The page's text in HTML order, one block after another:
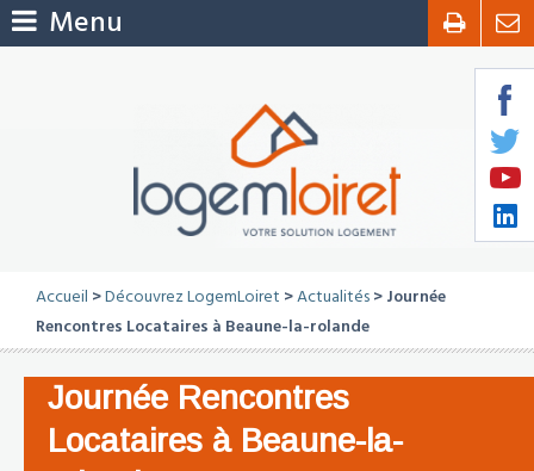
Menu
Accueil >Découvrez LogemLoiret >Actualités > Journée
Rencontres Locataires à Beaune-la-rolande
Journée Rencontres
Locataires à Beaune-la-